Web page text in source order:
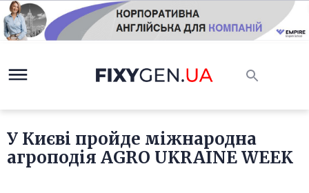
У Києві пройде міжнародна
агроподія AGRO UKRAINE WEEK